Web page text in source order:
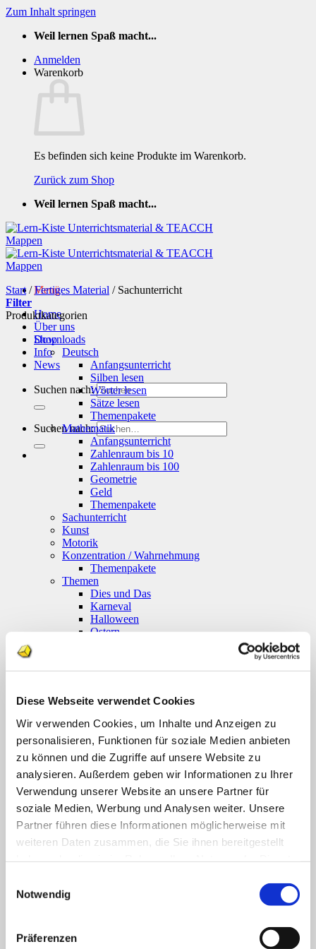
Diese Webseite verwendet Cookies
Wir verwenden Cookies, um Inhalte und Anzeigen zu
personalisieren, Funktionen für soziale Medien anbieten
zu können und die Zugriffe auf unsere Website zu
analysieren. Außerdem geben wir Informationen zu Ihrer
Verwendung unserer Website an unsere Partner für
soziale Medien, Werbung und Analysen weiter. Unsere
Partner führen diese Informationen möglicherweise mit
weiteren Daten zusammen, die Sie ihnen bereitgestellt
Notwendig
Präferenzen
Zum Inhalt springen
Weil lernen Spaß macht...
Anmelden
Warenkorb
Es befinden sich keine Produkte im Warenkorb.
Zurück zum Shop
Weil lernen Spaß macht...
Menü
Home
Über uns
Shop
Info
News
Suchen nach:
Suchen nach:
Start / Fertiges Material /Sachunterricht
Filter
Produktkategorien
Downloads
Deutsch
Anfangsunterricht
Silben lesen
Wörter lesen
Sätze lesen
Themenpakete
Mathematik
Anfangsunterricht
Zahlenraum bis 10
Zahlenraum bis 100
Geometrie
Geld
Themenpakete
Sachunterricht
Kunst
Motorik
Konzentration / Wahrnehmung
Themenpakete
Themen
Dies und Das
Karneval
Halloween
Ostern
Klettmappen
Konzentration / Wahrnehmung
Deutsch
Anfangsunterricht
Mathematik
Anfangsunterricht
Zahlenraum bis 10
Zahlenraum 100
Multiplikation
Farben und Formen
Geld
Uhr
Sachunterricht
Druckwerke
Mathematik